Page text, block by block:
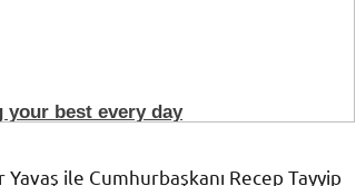
Yavaş ile Cumhurbaşkanı Recep Tayyip